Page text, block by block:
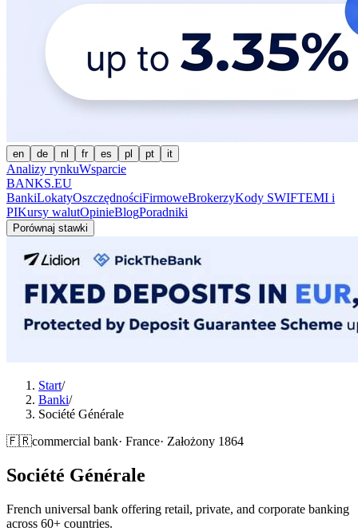
en de nl fr es pl pt it
Analizy rynkuWsparcie
BANKS.EU
BankiLokatyOszczędnościFirmoweBrokerzyKody SWIFTEMI i
PIKursy walutOpinieBlogPoradniki
Porównaj stawki
Start/
Banki/
Société Générale
🇫🇷commercial bank· France· Założony 1864
Société Générale
French universal bank offering retail, private, and corporate banking
across 60+ countries.